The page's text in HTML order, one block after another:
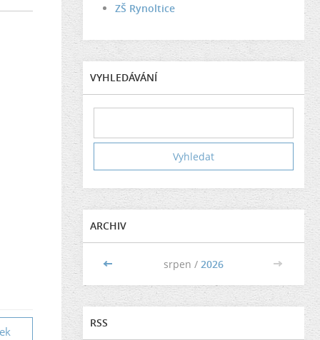
ZŠ Rynoltice
VYHLEDÁVÁNÍ
ARCHIV
<< srpen / 2026 >>
RSS